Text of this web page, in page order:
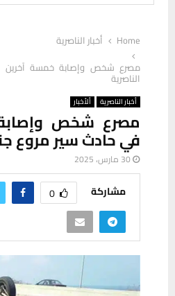
Home
أخبار الناصرية
مصرع شخص وإصابة خمسة آخرين
الناصرية
أخبار الناصرية ألأخبار
مصرع شخص
في حادث سير مروع
30 مارس، 2025
مشاركة 0